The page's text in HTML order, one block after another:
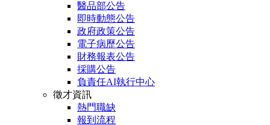
醫品部公告
即時動態公告
政府政策公告
電子病歷公告
財務報表公告
採購公告
負責任AI執行中心
徵才資訊
熱門職缺
報到流程